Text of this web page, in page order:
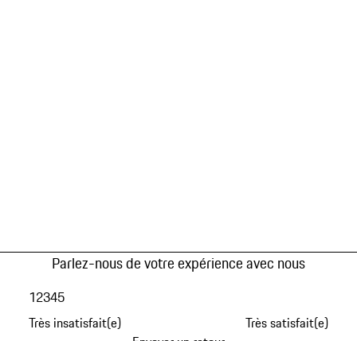
Parlez-nous de votre expérience avec nous
Très insatisfait(e)
12345
Très satisfait(e)